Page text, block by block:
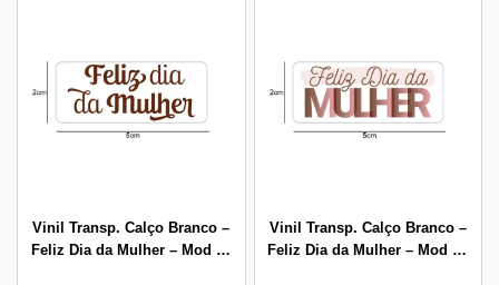
Vinil Transp. Calço Branco –
Feliz Dia da Mulher – Mod 05
Vinil Transp. Calço Branco –
Feliz Dia da Mulher – Mod 04